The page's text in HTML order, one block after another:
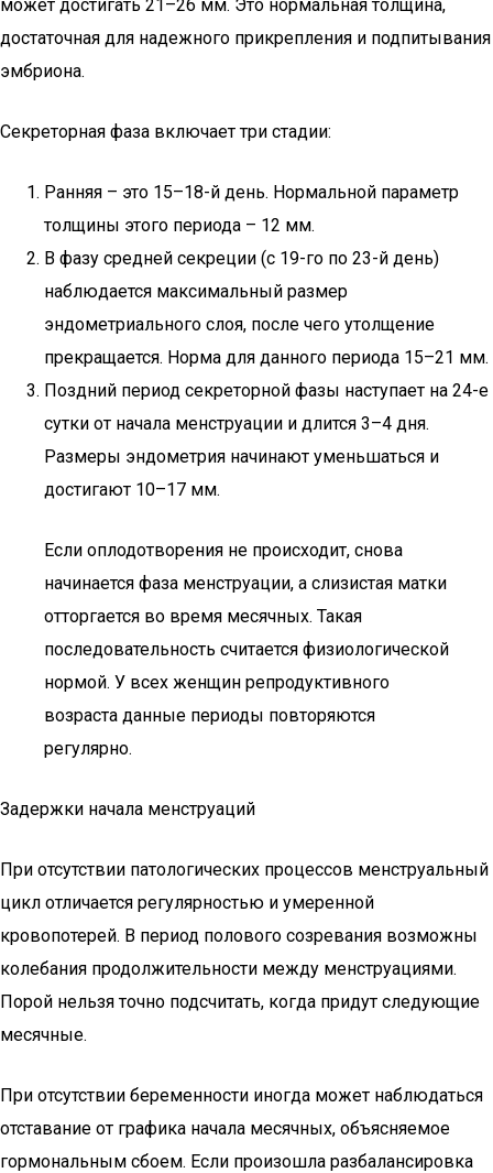
может достигать 21–26 мм. Это нормальная толщина,
достаточная для надежного прикрепления и подпитывания
эмбриона.
Секреторная фаза включает три стадии:
Ранняя – это 15–18-й день. Нормальной параметр
толщины этого периода – 12 мм.
В фазу средней секреции (с 19-го по 23-й день)
наблюдается максимальный размер
эндометриального слоя, после чего утолщение
прекращается. Норма для данного периода 15–21 мм.
Поздний период секреторной фазы наступает на 24-е
сутки от начала менструации и длится 3–4 дня.
Размеры эндометрия начинают уменьшаться и
достигают 10–17 мм.
Если оплодотворения не происходит, снова
начинается фаза менструации, а слизистая матки
отторгается во время месячных. Такая
последовательность считается физиологической
нормой. У всех женщин репродуктивного
возраста данные периоды повторяются
регулярно.
Задержки начала менструаций
При отсутствии патологических процессов менструальный
цикл отличается регулярностью и умеренной
кровопотерей. В период полового созревания возможны
колебания продолжительности между менструациями.
Порой нельзя точно подсчитать, когда придут следующие
месячные.
При отсутствии беременности иногда может наблюдаться
отставание от графика начала месячных, объясняемое
гормональным сбоем. Если произошла разбалансировка